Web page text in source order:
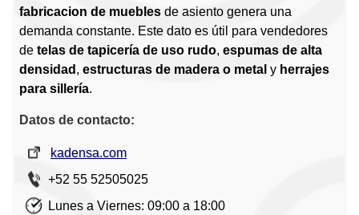
fabricacion de muebles de asiento genera una
demanda constante. Este dato es útil para vendedores
de telas de tapicería de uso rudo, espumas de alta
densidad , estructuras de madera o metal y herrajes
para sillería.
Datos de contacto:
kadensa.com
+52 55 52505025
Lunes a Viernes: 09:00 a 18:00